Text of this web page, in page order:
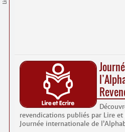
revendications publiés par Lire et
Journée internationale de